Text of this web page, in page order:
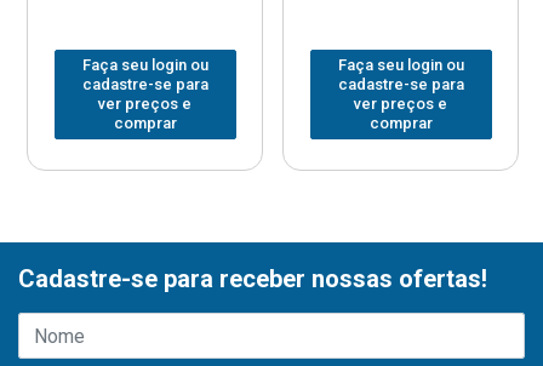
Faça seu login ou
cadastre-se para
ver preços e
comprar
Faça seu login ou
cadastre-se para
ver preços e
comprar
Cadastre-se para receber nossas ofertas!